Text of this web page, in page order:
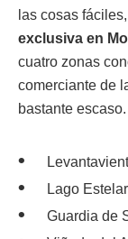
las cosas
exclusiva en
cuatro zonas
comerciante de
bastante escaso.
Lago Estelar
Guardia de